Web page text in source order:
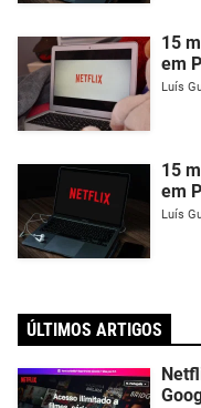
15
em
Luís
15
em
Luís
ÚLTIMOS ARTIGOS